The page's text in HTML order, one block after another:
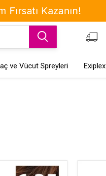
ve Vücut Spreyleri Exiplex
Kazanın!